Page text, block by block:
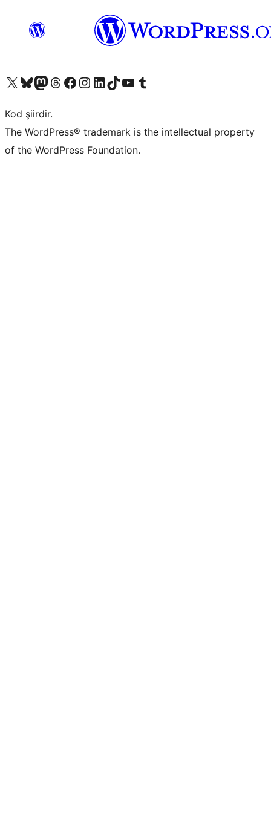
X (eski Twitter) hesabımıza bakın
Bluesky hesabımızı ziyaret edinMastodon hesabımızı ziyaret edinThreads hesabımızı ziyaret edinFacebook sayfamızı ziyaret edinInstagram hesabımızı ziyaret edinLinkedIn hesabımızı ziyaret edinTikTok hesabımızı ziyaret edinYouTube kanalımızı ziyaret edinTumblr hesabımızı ziyaret edin
Kod şiirdir.
The WordPress® trademark is the intellectual property
of the WordPress Foundation.